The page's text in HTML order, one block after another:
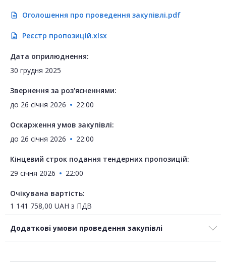
description Оголошення про проведення закупівлі.pdf
description Реєстр пропозицій.xlsx
Дата оприлюднення:
30 грудня 2025
Звернення за роз'ясненнями:
до 26 січня 2026 22:00
Оскарження умов закупівлі:
до 26 січня 2026 22:00
Кінцевий строк подання тендерних пропозицій:
29 січня 2026
22:00
Очікувана вартість:
1 141 758,00 UAH з ПДВ
Додаткові умови проведення закупівлі